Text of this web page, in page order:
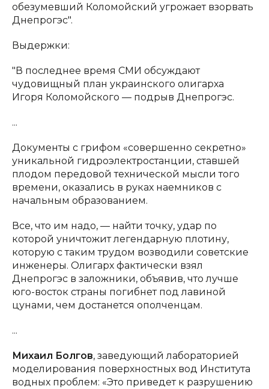
обезумевший Коломойский угрожает взорвать
Днепрогэс".
Выдержки:
"В последнее время СМИ обсуждают
чудовищный план украинского олигарха
Игоря Коломойского — подрыв Днепрогэс.
...
Документы с грифом «совершенно секретно»
уникальной гидроэлектростанции, ставшей
плодом передовой технической мысли того
времени, оказались в руках наемников с
начальным образованием.
Все, что им надо, — найти точку, удар по
которой уничтожит легендарную плотину,
которую с таким трудом возводили советские
инженеры. Олигарх фактически взял
Днепрогэс в заложники, объявив, что лучше
юго-восток страны погибнет под лавиной
цунами, чем достанется ополченцам.
...
Михаил Болгов, заведующий лабораторией
моделирования поверхностных вод Института
водных проблем: «Это приведет к разрушению